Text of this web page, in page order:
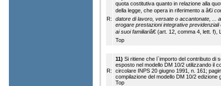
R:
quota costitutiva quanto in relazione alla
della legge, che opera in riferimento a â€i
datore di lavoro, versate o accantonate, ...
erogare prestazioni integrative
ai suoi familiariâ€ (art. 12, comma 4, lett. f),
Top
R:
11) Si ritiene che l`importo del contributo di
esposto nel modello DM 10/2 utilizzando il
circolare INPS 20 giugno 1991, n. 161;
compilazione del modello DM 10/2 edizione
Top